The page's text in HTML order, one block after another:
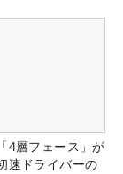
4層フェース」が
速ドライバーの